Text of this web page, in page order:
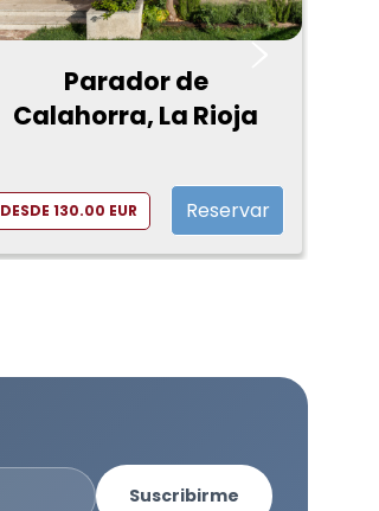
Parador de
Calahorra, La Rioja
DESDE 130.00 EUR Reservar
›
Suscribirme